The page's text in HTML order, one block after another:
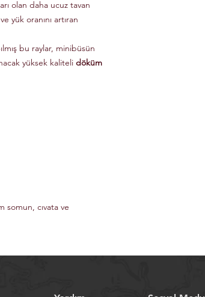
olan daha ucuz tavan
yük oranını artıran
bu raylar, minibüsün
yüksek kaliteli döküm
somun, cıvata ve